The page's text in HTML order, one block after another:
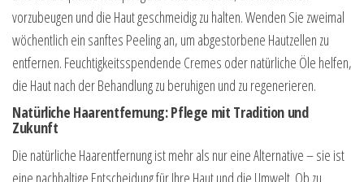
vorzubeugen und die Haut geschmeidig zu halten. Wenden Sie zweimal
wöchentlich ein sanftes Peeling an, um abgestorbene Hautzellen zu
entfernen. Feuchtigkeitsspendende Cremes oder natürliche Öle helfen,
die Haut nach der Behandlung zu beruhigen und zu regenerieren.
Natürliche Haarentfernung: Pflege mit Tradition und
Zukunft
Die natürliche Haarentfernung ist mehr als nur eine Alternative – sie ist